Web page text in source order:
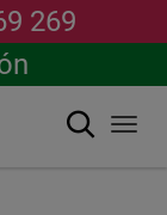
269
Buscar